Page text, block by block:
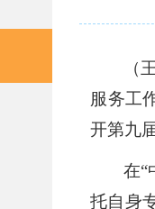
（
服务工
开第九
在“
托自身